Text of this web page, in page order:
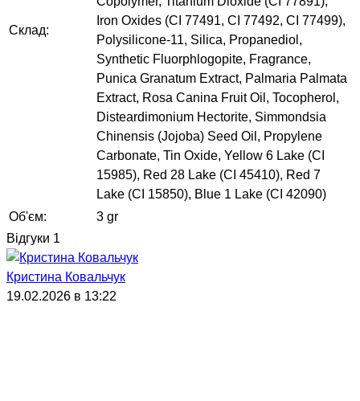
Склад:
Iron Oxides (CI 77491, CI 77492, CI 77499),
Polysilicone-11, Silica, Propanediol,
Synthetic Fluorphlogopite, Fragrance,
Punica Granatum Extract, Palmaria Palmata
Extract, Rosa Canina Fruit Oil, Tocopherol,
Disteardimonium Hectorite, Simmondsia
Chinensis (Jojoba) Seed Oil, Propylene
Carbonate, Tin Oxide, Yellow 6 Lake (CI
15985), Red 28 Lake (CI 45410), Red 7
Lake (CI 15850), Blue 1 Lake (CI 42090)
Об'єм:
3 gr
Відгуки 1
Кристина Ковальчук
19.02.2026 в 13:22